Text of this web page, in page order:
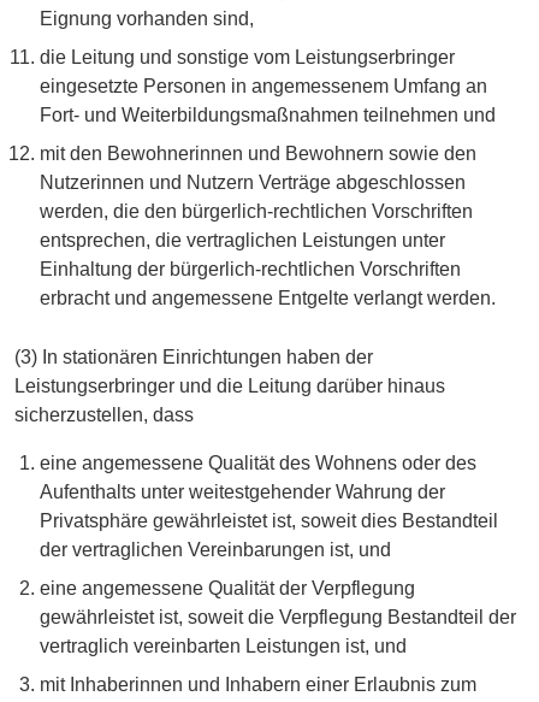
Eignung vorhanden sind,
die Leitung und sonstige vom Leistungserbringer
eingesetzte Personen in angemessenem Umfang an
Fort- und Weiterbildungsmaßnahmen teilnehmen und
mit den Bewohnerinnen und Bewohnern sowie den
Nutzerinnen und Nutzern Verträge abgeschlossen
werden, die den bürgerlich-rechtlichen Vorschriften
entsprechen, die vertraglichen Leistungen unter
Einhaltung der bürgerlich-rechtlichen Vorschriften
erbracht und angemessene Entgelte verlangt werden.
(3) In stationären Einrichtungen haben der
Leistungserbringer und die Leitung darüber hinaus
sicherzustellen, dass
eine angemessene Qualität des Wohnens oder des
Aufenthalts unter weitestgehender Wahrung der
Privatsphäre gewährleistet ist, soweit dies Bestandteil
der vertraglichen Vereinbarungen ist, und
eine angemessene Qualität der Verpflegung
gewährleistet ist, soweit die Verpflegung Bestandteil der
vertraglich vereinbarten Leistungen ist, und
mit Inhaberinnen und Inhabern einer Erlaubnis zum